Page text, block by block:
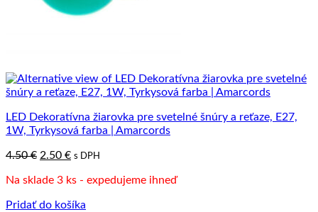
LED Dekoratívna žiarovka pre svetelné šnúry a reťaze, E27,
1W, Tyrkysová farba | Amarcords
4.50€ Pôvodná
bola:
2.50 €Aktuálna
je:
s DPH
Na sklade 3 ks - expedujeme ihneď
Pridať do košíka